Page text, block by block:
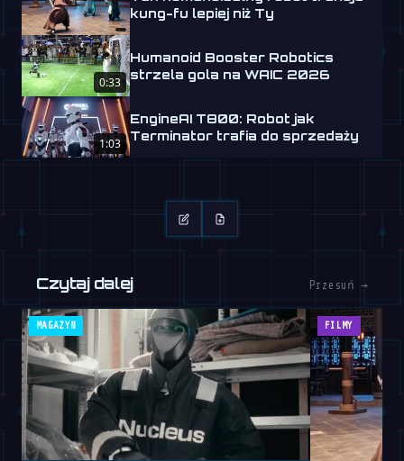
kung-fu lepiej niż Ty
0:33
Humanoid Booster Robotics
strzela gola na WAIC 2026
1:03
EngineAI T800: Robot jak
Terminator trafia do sprzedaży
Czytaj dalej Przesuń →
MAGAZYN FILMY